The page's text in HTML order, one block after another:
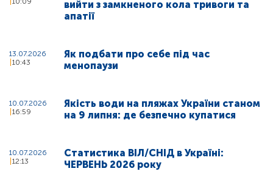
вийти з замкненого кола тривоги та
апатії
13.07.2026
10:43
Як подбати про себе під час
менопаузи
10.07.2026
16:59
Якість води на пляжах України станом
на 9 липня: де безпечно купатися
10.07.2026
12:13
Статистика ВІЛ/СНІД в Україні:
ЧЕРВЕНЬ 2026 року